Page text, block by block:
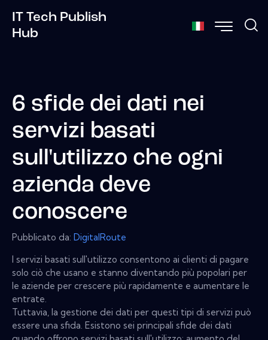
IT Tech Publish
Hub
6 sfide dei dati nei
servizi basati
sull'utilizzo che ogni
azienda deve
conoscere
Pubblicato da: DigitalRoute
I servizi basati sull'utilizzo consentono ai clienti di pagare
solo ciò che usano e stanno diventando più popolari per
le aziende per crescere più rapidamente e aumentare le
entrate.
Tuttavia, la gestione dei dati per questi tipi di servizi può
essere una sfida. Esistono sei principali sfide dei dati